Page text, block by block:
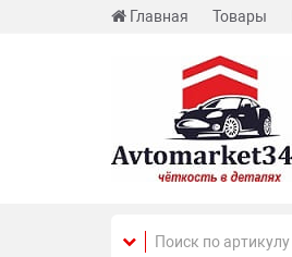
Главная Товары